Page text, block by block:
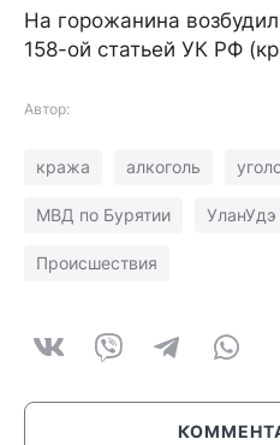
На горожанина
158-ой статьей УК РФ
Автор:
кража алкоголь
МВД по Бурятии УланУдэ
Происшествия